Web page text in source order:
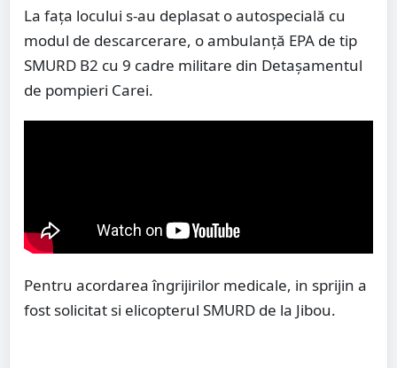
La fața locului s-au deplasat o autospecială cu
modul de descarcerare, o ambulanță EPA de tip
SMURD B2 cu 9 cadre militare din Detașamentul
de pompieri Carei.
Pentru acordarea îngrijirilor medicale, in sprijin a
fost solicitat si elicopterul SMURD de la Jibou.